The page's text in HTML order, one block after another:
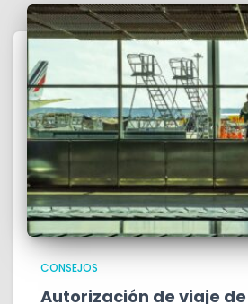
CONSEJOS
Autorización de viaje